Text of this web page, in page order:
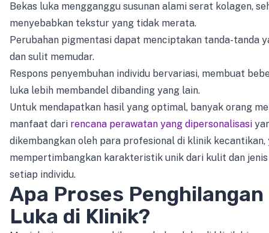
Bekas luka mengganggu susunan alami serat kolagen,
menyebabkan tekstur yang tidak merata.
Perubahan pigmentasi dapat menciptakan tanda-tanda
dan sulit memudar.
Respons penyembuhan individu bervariasi, membuat
luka lebih membandel dibanding yang lain.
Untuk mendapatkan hasil yang optimal, banyak orang
manfaat dari rencana perawatan yang dipersonalisasi
dikembangkan oleh para profesional di klinik kecantikan,
mempertimbangkan karakteristik unik dari kulit dan
setiap individu.
Apa Proses Penghilangan
Luka di Klinik?